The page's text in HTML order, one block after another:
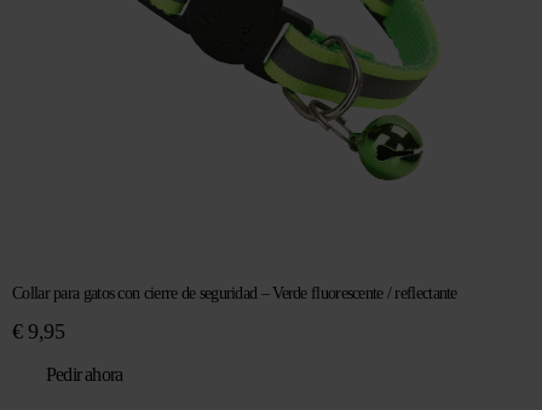
Collar para gatos con cierre de seguridad – Verde fluorescente / reflectante
€9,95
Pedir ahora